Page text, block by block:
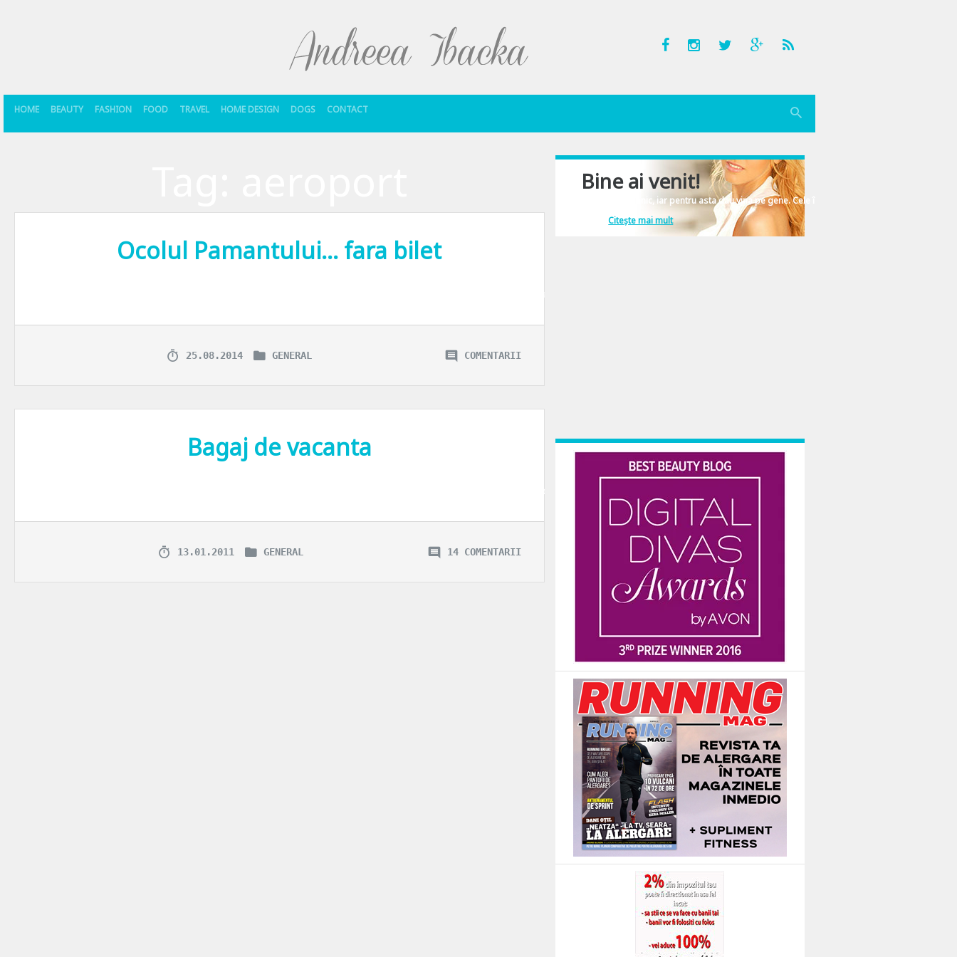
HOME BEAUTY FASHION FOOD TRAVEL HOME DESIGN DOGS CONTACT
Ocolul Pamantului… fara bilet
Dragilor, asa cum trag speranta ca v-am mai spus deja, din punctul meu de vedere nu exista aroganta mai mare decat sa dai ocolul Pamantului. In 80 de zile sau… in 80 de ani – daca s-ar putea – ca nu suntem toti plasmuiti
25.08.2014 GENERAL COMENTARII
Bagaj de vacanta
O valiza uriasa pentru 2 persoane, o gentuta micuta si usoara, un bagaj de mana sau un bagaj care umple portbagajul??? Variante exista pentru toate gusturile si pentru orice necesitati. Iar dupa alegerea valizei
13.01.2011 GENERAL 14 COMENTARII
Bine ai venit!
Îmi place să comunic, iar pentru asta dau vina pe gene. Cele înscrise în ADN-ul femeiesc.
Citește mai mult